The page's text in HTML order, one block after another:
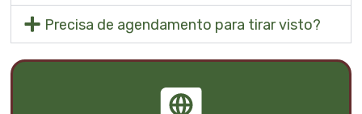
Precisa de agendamento para tirar visto?